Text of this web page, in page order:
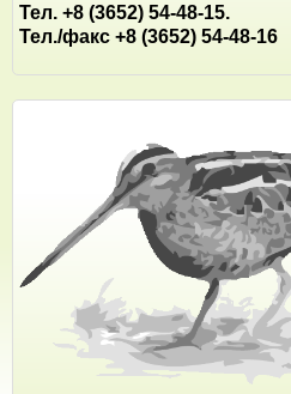
Тел. +8 (3652) 54-48-15.
Тел./факс +8 (3652) 54-48-16